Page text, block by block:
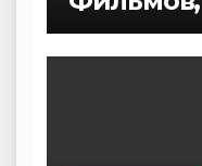
Мафию